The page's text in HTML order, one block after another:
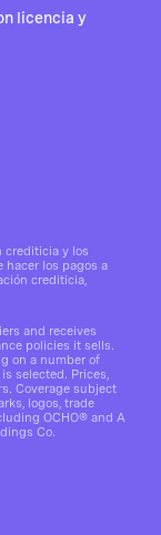
licencia y
crediticia y los
hacer los pagos a
crediticia,
and receives
policies it sells.
on a number of
selected. Prices,
Coverage subject
logos, trade
OCHO® and A
Co.